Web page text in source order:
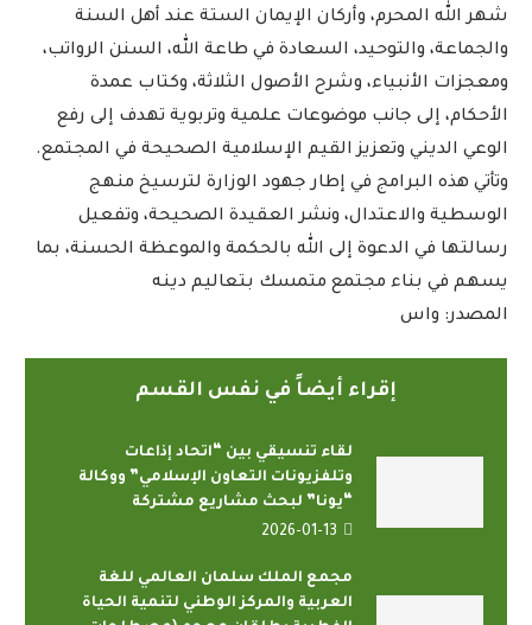
شهر الله المحرم، وأركان الإيمان الستة عند أهل السنة
والجماعة، والتوحيد، السعادة في طاعة الله، السنن الرواتب،
ومعجزات الأنبياء، وشرح الأصول الثلاثة، وكتاب عمدة
الأحكام، إلى جانب موضوعات علمية وتربوية تهدف إلى رفع
الوعي الديني وتعزيز القيم الإسلامية الصحيحة في المجتمع.
وتأتي هذه البرامج في إطار جهود الوزارة لترسيخ منهج
الوسطية والاعتدال، ونشر العقيدة الصحيحة، وتفعيل
رسالتها في الدعوة إلى الله بالحكمة والموعظة الحسنة، بما
يسهم في بناء مجتمع متمسك بتعاليم دينه
المصدر: واس
إقراء أيضاً في نفس القسم
لقاء تنسيقي بين “اتحاد إذاعات
وتلفزيونات التعاون الإسلامي” ووكالة
“يونا” لبحث مشاريع مشتركة
2026-01-13
مجمع الملك سلمان العالمي للغة
العربية والمركز الوطني لتنمية الحياة